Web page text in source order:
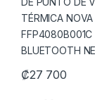
₡27 700